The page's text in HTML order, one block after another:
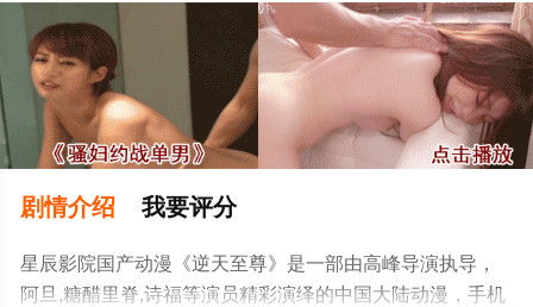
剧情介绍 我要评分
星辰影院国产动漫《逆天至尊》是一部由高峰导演执导，
阿旦,糖醋里脊,诗福等演员精彩演绎的中国大陆动漫，手机